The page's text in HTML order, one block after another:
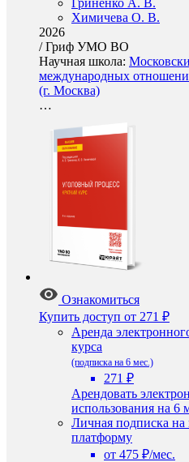
Гриненко А. В.
Химичева О. В.
2026
/Гриф УМО ВО
Научная школа:
международных
(г. Москва)
…
Ознакомиться
Купить доступ от 271 ₽
Аренда
курса
(подписка на 6 мес.)
271 ₽
Арендовать
использования на 6
Личная подписка на
платформу
от 475 ₽/мес.